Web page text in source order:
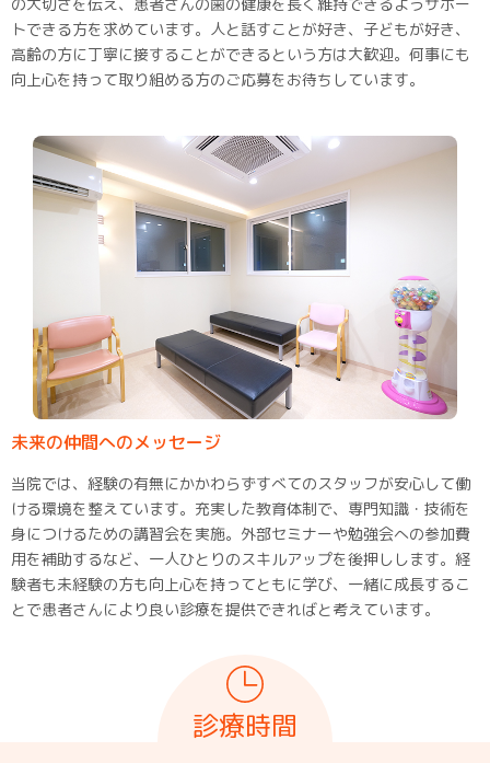
トできる方を求めています。人と話すことが好き、子どもが好き、
高齢の方に丁寧に接することができるという方は大歓迎。何事にも
向上心を持って取り組める方のご応募をお待ちしています。
未来の仲間へのメッセージ
当院では、経験の有無にかかわらずすべてのスタッフが安心して働
ける環境を整えています。充実した教育体制で、専門知識・技術を
身につけるための講習会を実施。外部セミナーや勉強会への参加費
用を補助するなど、一人ひとりのスキルアップを後押しします。経
験者も未経験の方も向上心を持ってともに学び、一緒に成長するこ
とで患者さんにより良い診療を提供できればと考えています。
診療時間